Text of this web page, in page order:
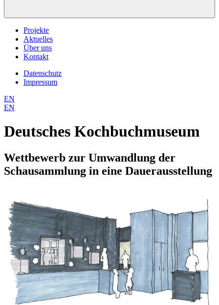
Projekte
Aktuelles
Über uns
Kontakt
Datenschutz
Impressum
EN
EN
Deutsches Kochbuchmuseum
Wettbewerb zur Umwandlung der
Schausammlung in eine Dauerausstellung